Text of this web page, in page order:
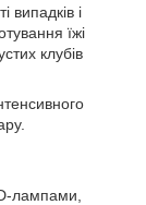
випадків і
їжі
клубів
лампами,